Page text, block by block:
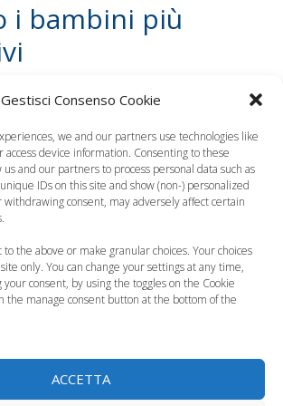
Gestisci Consenso Cookie
we and our partners use technologies like
access device information. Consenting to these
and our partners to process personal data such as
IDs on this site and show (non-) personalized
withdrawing consent, may adversely affect certain
to the above or make granular choices. Your choices
only. You can change your settings at any time,
consent, by using the toggles on the Cookie
the manage consent button at the bottom of the
ACCETTA
i bambini più
per…
Capricci dei bambini,
gestirli
Madre assente, un
dolore per tutta la
vita per i figli